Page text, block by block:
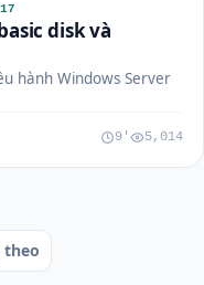
disk và
hành Windows Server
9' 5,014
theo